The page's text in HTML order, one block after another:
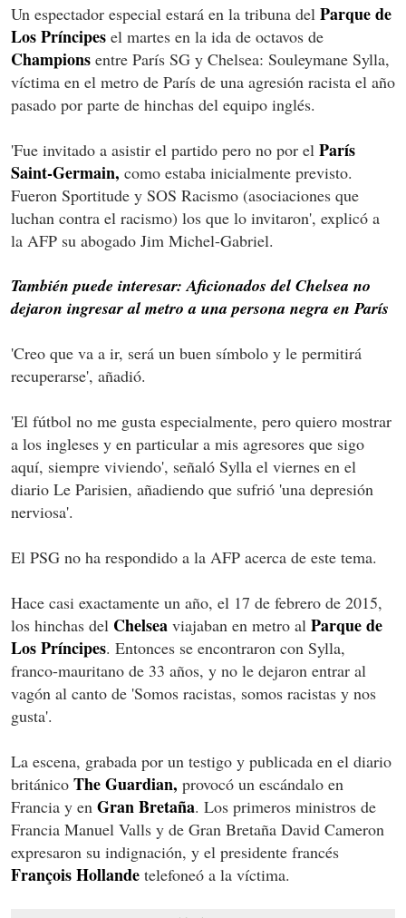
Un espectador especial estará en la tribuna del Parque de
Los Príncipes el martes en la ida de octavos de
Champions entre París SG y Chelsea: Souleymane Sylla,
víctima en el metro de París de una agresión racista el año
pasado por parte de hinchas del equipo inglés.
'Fue invitado a asistir el partido pero no por el París
Saint-Germain, como estaba inicialmente previsto.
Fueron Sportitude y SOS Racismo (asociaciones que
luchan contra el racismo) los que lo invitaron', explicó a
la AFP su abogado Jim Michel-Gabriel.
También puede interesar: Aficionados del Chelsea no
dejaron ingresar al metro a una persona negra en París
'Creo que va a ir, será un buen símbolo y le permitirá
recuperarse', añadió.
'El fútbol no me gusta especialmente, pero quiero mostrar
a los ingleses y en particular a mis agresores que sigo
aquí, siempre viviendo', señaló Sylla el viernes en el
diario Le Parisien, añadiendo que sufrió 'una depresión
nerviosa'.
El PSG no ha respondido a la AFP acerca de este tema.
Hace casi exactamente un año, el 17 de febrero de 2015,
los hinchas del Chelsea viajaban en metro al Parque de
Los Príncipes. Entonces se encontraron con Sylla,
franco-mauritano de 33 años, y no le dejaron entrar al
vagón al canto de 'Somos racistas, somos racistas y nos
gusta'.
La escena, grabada por un testigo y publicada en el diario
británico The Guardian, provocó un escándalo en
Francia y en Gran Bretaña. Los primeros ministros de
Francia Manuel Valls y de Gran Bretaña David Cameron
expresaron su indignación, y el presidente francés
François Hollande telefoneó a la víctima.